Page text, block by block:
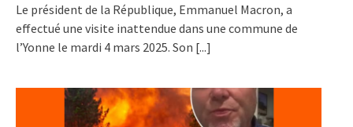
Le président de la République, Emmanuel Macron, a
effectué une visite inattendue dans une commune de
l’Yonne le mardi 4 mars 2025. Son [...]